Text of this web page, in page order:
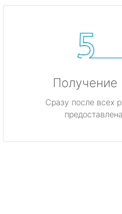
Получение
Сразу после всех